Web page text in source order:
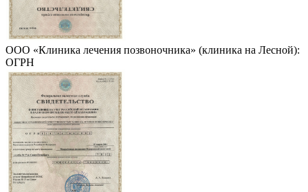
ООО «Клиника лечения позвоночника» (клиника на Лесной):
ОГРН